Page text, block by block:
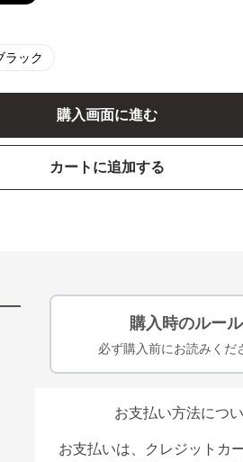
ラック
購入画面に進む
カートに追加する
購入時のルール
必ず購入前にお読みくだ
お支払い方法につ
お支払いは、クレジットカ